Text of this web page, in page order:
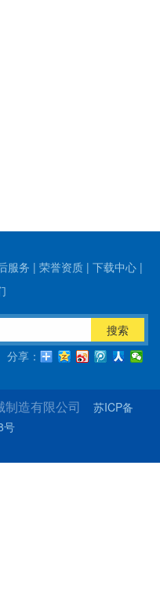
服务 | 荣誉资质 | 下载中心 |
搜索
分享：
制造有限公司 苏ICP备
号